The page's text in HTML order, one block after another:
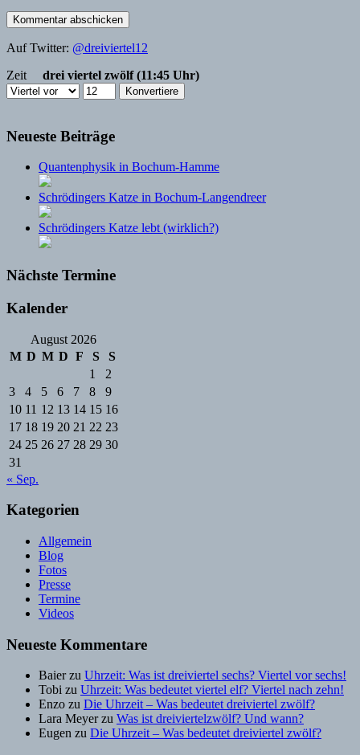
Auf Twitter: @dreiviertel12
Zeit
drei viertel zwölf (11:45 Uhr)
Neueste Beiträge
Quantenphysik in Bochum-Hamme
Schrödingers Katze in Bochum-Langendreer
Schrödingers Katze lebt (wirklich?)
Nächste Termine
Kalender
August 2026
M D M D F S
S
1
2
3
4 5 6 7 8
9
10 11 12 13 14 15 16
17 18 19 20 21 22 23
24 25 26 27 28 29 30
31
« Sep.
Kategorien
Allgemein
Blog
Fotos
Presse
Termine
Videos
Neueste Kommentare
Baierzu Uhrzeit: Was ist dreiviertel sechs? Viertel vor sechs!
Tobi zu Uhrzeit: Was bedeutet viertel elf? Viertel nach zehn!
Enzo zu Die Uhrzeit – Was bedeutet dreiviertel zwölf?
Lara Meyerzu Was ist dreiviertelzwölf? Und wann?
Eugen zu Die Uhrzeit – Was bedeutet dreiviertel zwölf?